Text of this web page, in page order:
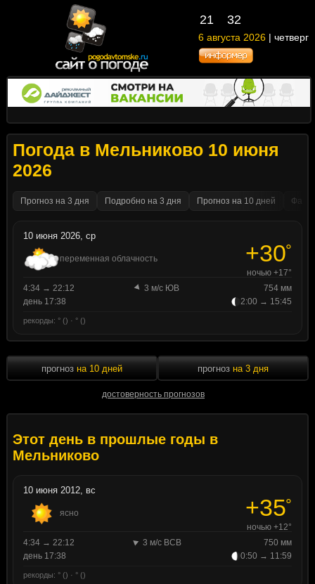
21 32
6 августа 2026 | четверг
Погода в Мельниково 10 июня
2026
Прогноз на 3 дня Подробно на 3 дня Прогноз на 10 дней
10 июня 2026, ср
переменная облачность +30°
ночью +17°
4:34 → 22:12
3 м/с ЮВ
754 мм
день 17:38
2:00 → 15:45
рекорды: ° () · ° ()
прогноз на 10 дней
достоверность прогнозов
прогноз на 3 дня
Этот день в прошлые годы в
Мельниково
10 июня 2012, вс
ясно +35°
ночью +12°
4:34 → 22:12
3 м/с ВСВ
750 мм
день 17:38
0:50 → 11:59
рекорды: ° () · ° ()